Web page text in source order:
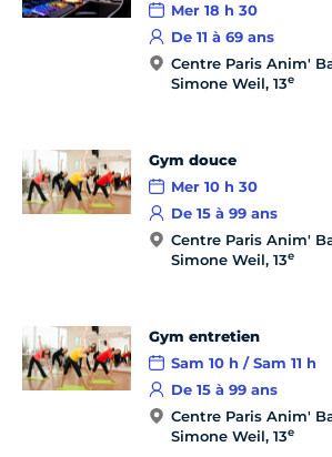
Mer 18 h 30
De 11 à 69 ans
Centre Paris Anim'
Simone Weil, 13e
Gym douce
Mer 10 h 30
De 15 à 99 ans
Centre Paris Anim'
Simone Weil, 13e
Gym entretien
Sam 10 h / Sam 11 h
De 15 à 99 ans
Centre Paris Anim'
Simone Weil, 13e